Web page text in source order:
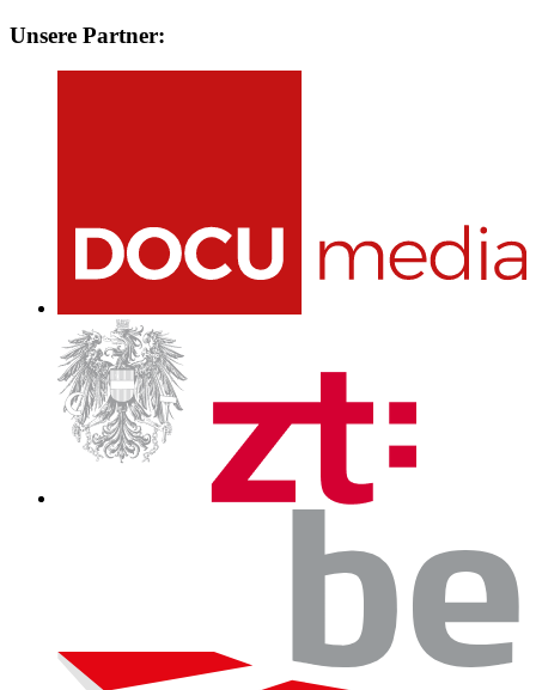
Unsere Partner: